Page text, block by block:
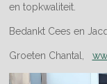
en topkwaliteit.
Bedankt Cees en
Groeten Chantal,